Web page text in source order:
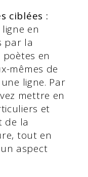
ciblées :
en
par la
en
mêmes de
ligne. Par
mettre en
et
de la
tout en
aspect